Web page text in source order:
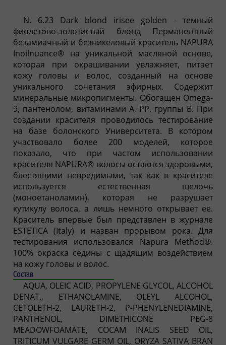
N. 6.23 Dark blond irisee golden - темный
фиолетово-золотистый блонд Перманентный
безамиачный и безникеловый краситель NAPURA
Inoilnuance® на уникальной масляной основе,
которая при окрашивании увлажняет, питает
кожу головы и волос, созданный на основе
уникального сочетания эфирных. Содержит
минеральные микропигменты. Обогащен Omega-
9, пантенолом, витаминами А, РР, группы B. При
создании красителя проводилось тестирование
на базе болонского Университета. В котором
участвовало более 200 моделей, которое
показало, что при частом использовании
красителя NAPURA® волосы остаются здоровыми,
блестящими невредимыми, так как в красителе
используется естественная щелочь
(моноетаноламин), которая не разрушает
кутикулу волоса, а лишь немного открывает ее.
Краситель впервые был представлен в журнале
ESTETICA (Italy) и назван прорывом рока. Для
тестирования использовался Napura Method®.
100% окраска седины с щадящим воздействием
на кожу головы и волос.
Состав
AQUA, OLEIC ACID, PROPYLENE GLYCOL, ALCOHOL
DENAT., ETHANOLAMINE, OLEYL ALCOHOL,
CETOLETH-2, LAURETH-2, P-PHENYLENEDIAMINE,
PANTHENOL, DIMETHICONE PEG-8
MEADOWFOAMATE, COCAM INALIS SEED OIL,
TRITICUM VULGARE GERM OIL, ORYZA SATIVA BRAN